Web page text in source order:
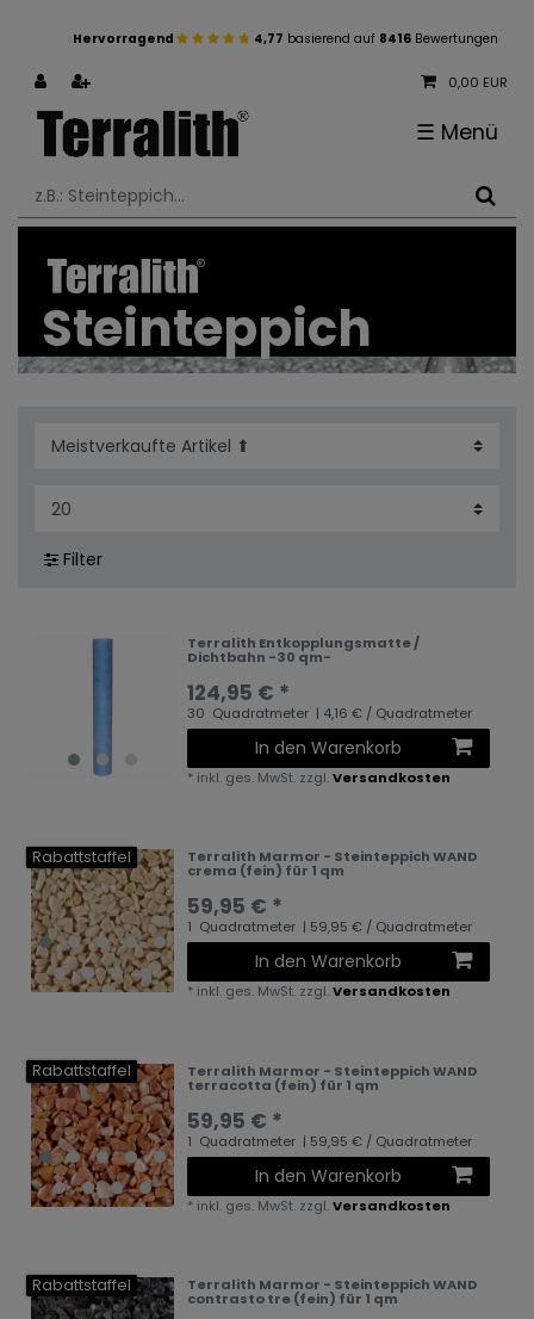
Hervorragend 4,77 basierend auf 8416 Bewertungen
0,00 EUR
☰ Menü
Steinteppich
Filter
Terralith Entkopplungsmatte /
Dichtbahn -30 qm-
124,95 € *
30 Quadratmeter | 4,16 € / Quadratmeter
In den Warenkorb
* inkl. ges. MwSt. zzgl.Versandkosten
Rabattstaffel Terralith Marmor - Steinteppich WAND
crema (fein) für 1 qm
59,95 € *
1 Quadratmeter | 59,95 € / Quadratmeter
In den Warenkorb
* inkl. ges. MwSt. zzgl.Versandkosten
Rabattstaffel Terralith Marmor - Steinteppich WAND
terracotta (fein) für 1 qm
59,95 € *
1 Quadratmeter | 59,95 € / Quadratmeter
In den Warenkorb
* inkl. ges. MwSt. zzgl.Versandkosten
Rabattstaffel Terralith Marmor - Steinteppich WAND
contrasto tre (fein) für 1 qm